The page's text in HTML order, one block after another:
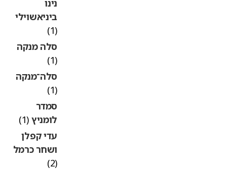
ביניאשוילי
סלה מנקה
סלה־מנקה
סמדר
לומניץ(1)
עדי קפלן
ושחר כרמל